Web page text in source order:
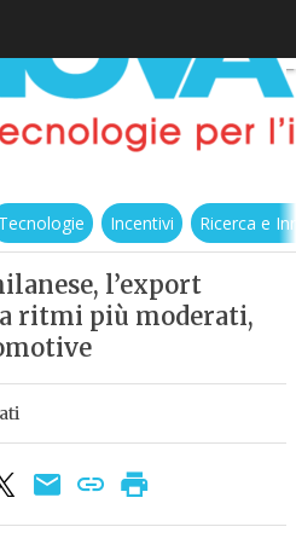
Tecnologie Incentivi Ricerca e
l’export
ritmi più moderati,